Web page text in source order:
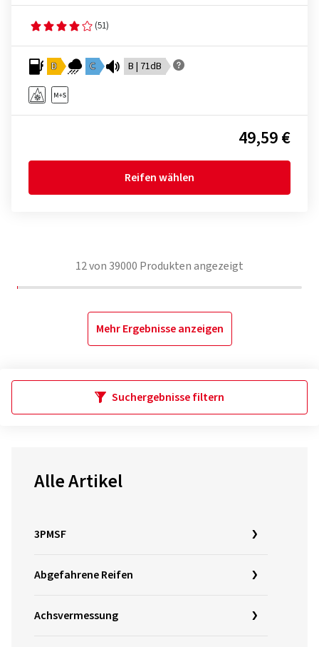
(51)
D C B | 71dB
49,59 €
Reifen wählen
12von 39000 Produkten angezeigt
Mehr Ergebnisse anzeigen
Suchergebnisse filtern
Alle Artikel
3PMSF
Abgefahrene Reifen
Achsvermessung